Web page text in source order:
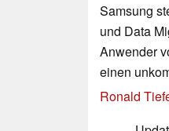
Samsung
und Data
Anwender
einen
Ronald